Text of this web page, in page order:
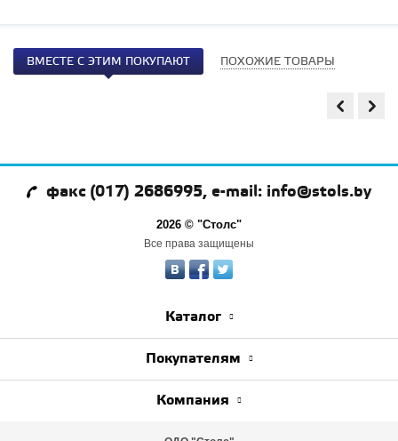
ВМЕСТЕ С ЭТИМ ПОКУПАЮТ ПОХОЖИЕ ТОВАРЫ
факс (017) 2686995, e-mail: info@stols.by
2026 © "Столс"
Все права защищены
Каталог
Покупателям
Компания